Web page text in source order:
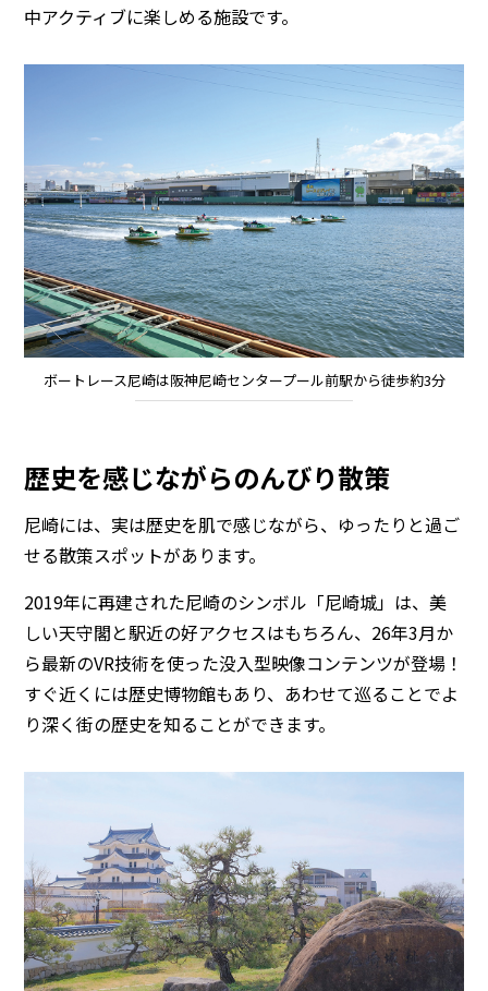
中アクティブに楽しめる施設です。
ボートレース尼崎は阪神尼崎センタープール前駅から徒歩約3分
歴史を感じながらのんびり散策
尼崎には、実は歴史を肌で感じながら、ゆったりと過ご
せる散策スポットがあります。
2019年に再建された尼崎のシンボル「尼崎城」は、美
しい天守閣と駅近の好アクセスはもちろん、26年3月か
ら最新のVR技術を使った没入型映像コンテンツが登場！
すぐ近くには歴史博物館もあり、あわせて巡ることでよ
り深く街の歴史を知ることができます。